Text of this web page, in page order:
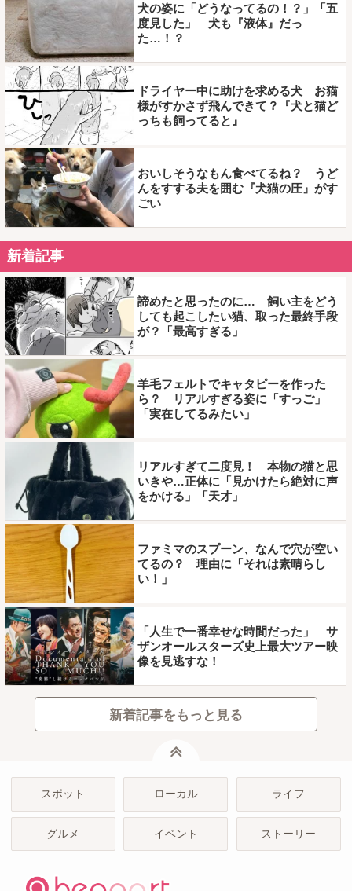
犬の姿に「どうなってるの！？」「五
度見した」 犬も『液体』だっ
た…！？
ドライヤー中に助けを求める犬 お猫
様がすかさず飛んできて？『犬と猫ど
っちも飼ってると』
おいしそうなもん食べてるね？ うど
んをすする夫を囲む『犬猫の圧』がす
ごい
新着記事
諦めたと思ったのに… 飼い主をどう
しても起こしたい猫、取った最終手段
が？「最高すぎる」
羊毛フェルトでキャタピーを作った
ら？ リアルすぎる姿に「すっご」
「実在してるみたい」
リアルすぎて二度見！ 本物の猫と思
いきや…正体に「見かけたら絶対に声
をかける」「天才」
ファミマのスプーン、なんで穴が空い
てるの？ 理由に「それは素晴らし
い！」
「人生で一番幸せな時間だった」 サ
ザンオールスターズ史上最大ツアー映
像を見逃すな！
新着記事をもっと見る
スポット ローカル ライフ
グルメ イベント ストーリー